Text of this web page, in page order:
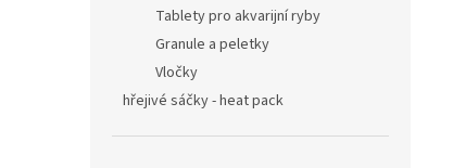
Tablety pro akvarijní ryby
Granule a peletky
Vločky
hřejivé sáčky - heat pack